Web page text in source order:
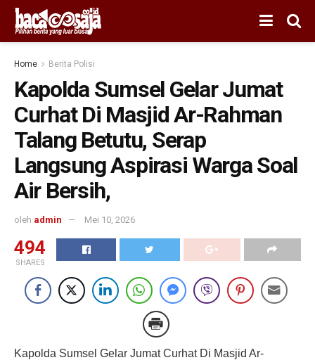
Home Berita Polisi
Kapolda Sumsel Gelar Jumat
Curhat Di Masjid Ar-Rahman
Talang Betutu, Serap
Langsung Aspirasi Warga Soal
Air Bersih,
oleh admin Mei 10, 2026
494
SHARES
Kapolda Sumsel Gelar Jumat Curhat Di Masjid Ar-